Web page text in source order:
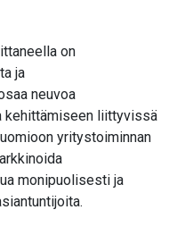
on
ja
neuvoa
kehittämiseen liittyvissä
yritystoiminnan
monipuolisesti ja